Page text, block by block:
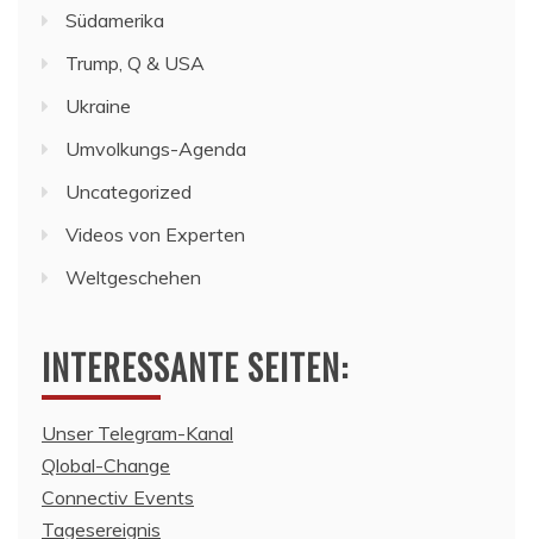
Südamerika
Trump, Q & USA
Ukraine
Umvolkungs-Agenda
Uncategorized
Videos von Experten
Weltgeschehen
INTERESSANTE SEITEN:
Unser Telegram-Kanal
Qlobal-Change
Connectiv Events
Tagesereignis